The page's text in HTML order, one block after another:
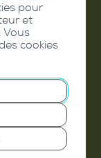
pour
et
Vous
cookies